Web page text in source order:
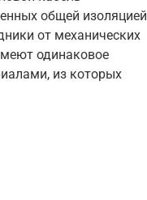
общей изоляцией
от механических
одинаковое
из которых